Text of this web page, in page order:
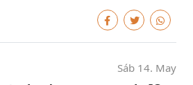
Sáb 14. May